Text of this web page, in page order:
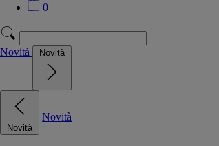
0
Novità Novità
Novità
Novità